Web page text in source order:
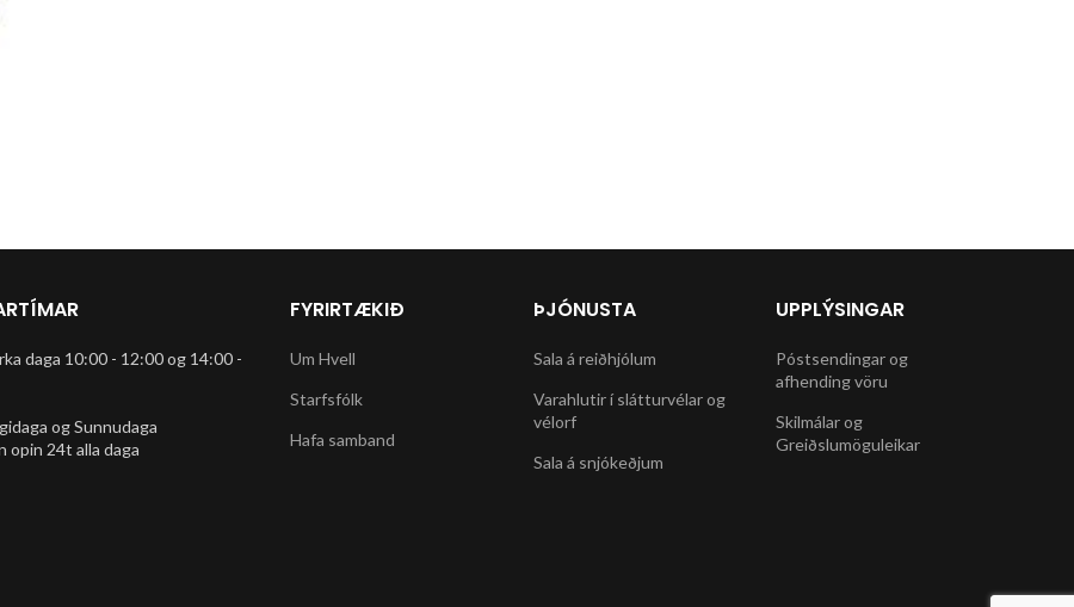
daga 10:00 - 12:00 og 14:00 -
og Sunnudaga
opin 24t alla daga
FYRIRTÆKIÐ
Um Hvell
Starfsfólk
Hafa samband
ÞJÓNUSTA
Sala á reiðhjólum
Varahlutir í slátturvélar og
vélorf
Sala á snjókeðjum
UPPLÝSINGAR
Póstsendingar og
afhending vöru
Skilmálar og
Greiðslumöguleikar